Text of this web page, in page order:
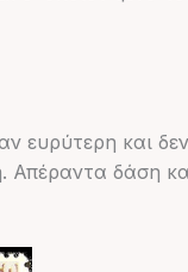
ευρύτερη και
Απέραντα δάση